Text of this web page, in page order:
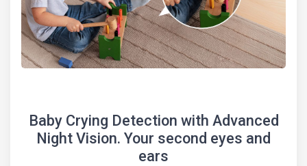
Baby Crying Detection with Advanced
Night Vision. Your second eyes and
ears